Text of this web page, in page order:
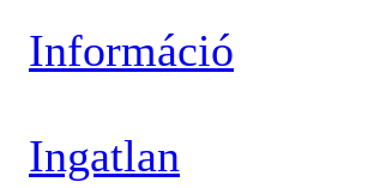
Információ
Ingatlan